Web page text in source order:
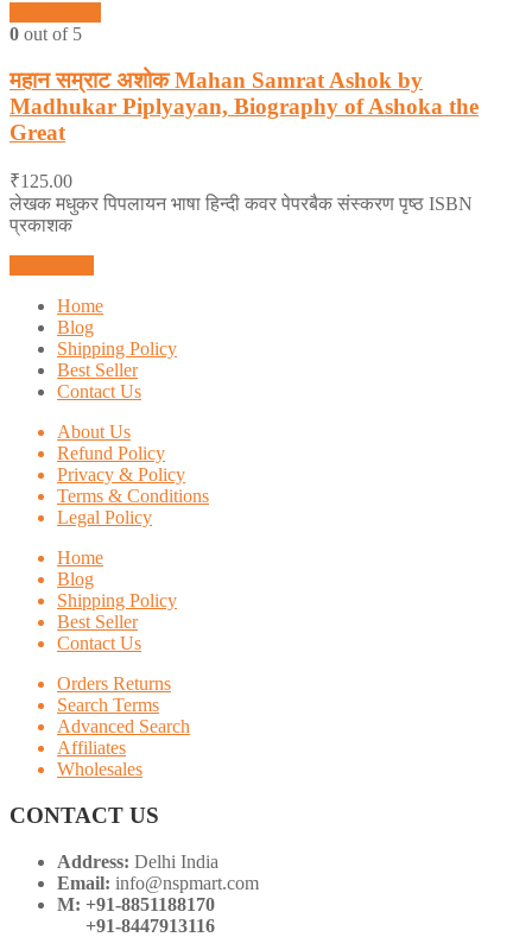
0 out of 5
महान सम्राट अशोक Mahan Samrat Ashok by
Madhukar Piplyayan, Biography of Ashoka the
Great
₹125.00
लेखक मधुकर पिपलायन भाषा हिन्दी कवर पेपरबैक संस्करण पृष्ठ ISBN
प्रकाशक
Home
Blog
Shipping Policy
Best Seller
Contact Us
About Us
Refund Policy
Privacy & Policy
Terms & Conditions
Legal Policy
Home
Blog
Shipping Policy
Best Seller
Contact Us
Orders Returns
Search Terms
Advanced Search
Affiliates
Wholesales
CONTACT US
Address: Delhi India
Email: info@nspmart.com
M: +91-8851188170
+91-8447913116